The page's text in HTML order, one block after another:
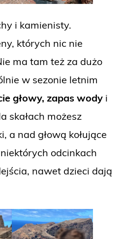
i kamienisty.
których nic nie
ma tam też za dużo
w sezonie letnim
głowy, zapas wody i
skałach możesz
a nad głową kołujące
odcinkach
nawet dzieci dają